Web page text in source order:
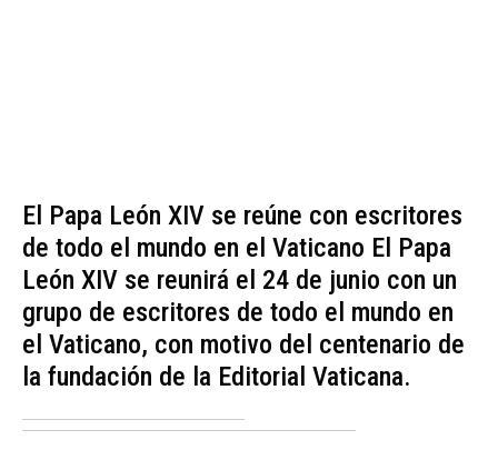
El Papa León XIV se reúne con escritores
de todo el mundo en el Vaticano El Papa
León XIV se reunirá el 24 de junio con un
grupo de escritores de todo el mundo en
el Vaticano, con motivo del centenario de
la fundación de la Editorial Vaticana.